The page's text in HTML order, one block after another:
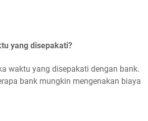
yang disepakati?
waktu yang disepakati dengan bank.
bank mungkin mengenakan biaya